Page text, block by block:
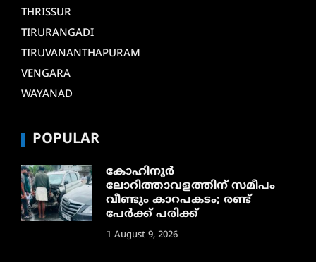
THRISSUR
TIRURANGADI
TIRUVANANTHAPURAM
VENGARA
WAYANAD
POPULAR
കോഹിനൂർ
ലോറിത്താവളത്തിന് സമീപം
വീണ്ടും കാറപകടം; രണ്ട്
പേർക്ക് പരിക്ക്
August 9, 2026